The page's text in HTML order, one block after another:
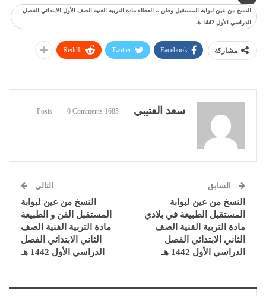
النسخ من عين لبوابة المستقبل وطن .. العطاء مادة التربية الفنية الصف الأول الابتدائي الفصل
الدراسي الأول 1442 هـ
مشاركة Facebook
Twitter
ReddIt
سعد العتيبي 1685 Posts
0 Comments
السابق
النسخ من عين لبوابة
المستقبل الطبيعة في بلادي
مادة التربية الفنية الصف
الثاني الابتدائي الفصل
الدراسي الأول 1442 هـ
التالي
النسخ من عين لبوابة
المستقبل الفن و الطبيعة
مادة التربية الفنية الصف
الثاني الابتدائي الفصل
الدراسي الأول 1442 هـ